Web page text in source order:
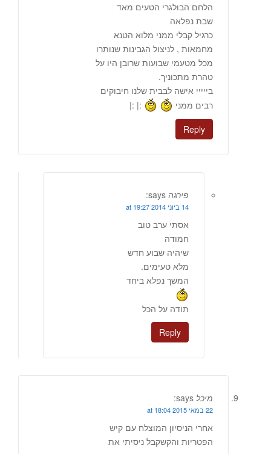
הלחם הבולגרי הטעים מאד
שבת נפלאה
כרגיל קבלי ממני מלוא הטנא
מחמאות , לניצול הגבינות שנותרו
מכל מטעמי שבועות שרובן היו על
טהרת מתכוניך.
בייייי אישה לבבית שלנו חיבוקים
רבים ממני
:| :|
Reply
פירגה says:
14 ביוני 2014 at 19:27
אסתי ערב טוב
חמודה
שיהיה שבוע חדש
מלא טעימים.
המשך נפלא ביחד
תודה על הכל
Reply
מיכל says:
22 במאי 2015 at 18:04
אחרי הניסיון המוצלח עם קיש
הפטריות והקשקבל ניסיתי את